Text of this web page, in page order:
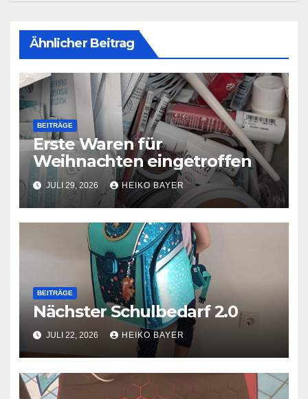
Ähnlicher Beitrag
BEITRÄGE
Erste Waren für
Weihnachten eingetroffen
JULI 29, 2026 HEIKO BAYER
BEITRÄGE
Nächster Schulbedarf 2.0
JULI 22, 2026 HEIKO BAYER